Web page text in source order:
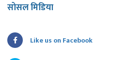
सोसल मिडिया
Like us on Facebook